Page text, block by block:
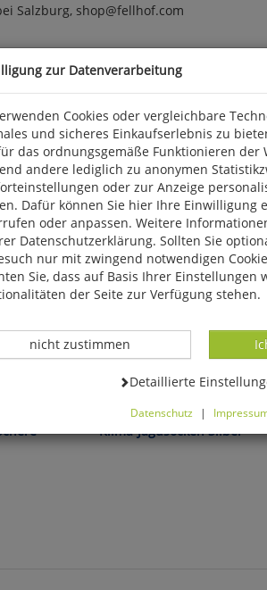
Salzburg, shop@fellhof.com
-
verlängert
Silberionen!
Klima-Jagdsocken Silber
zur Datenverarbeitung
Cookies oder vergleichbare
und sicheres Einkaufserlebnis zu
das ordnungsgemäße Funktionieren der
andere lediglich zu anonymen
oder zur Anzeige
Dafür können Sie hier Ihre Einwilligung
oder anpassen. Weitere
Datenschutzerklärung. Sollten Sie
nur mit zwingend notwendigen
Sie, dass auf Basis Ihrer Einstellungen
der Seite zur Verfügung stehen.
Datenverarbeitung -
nicht zustimmen
Datenverarbeitung -
Detaillierte
Datenschutz |
ablehnen, wird Ihr Besuch nur mit